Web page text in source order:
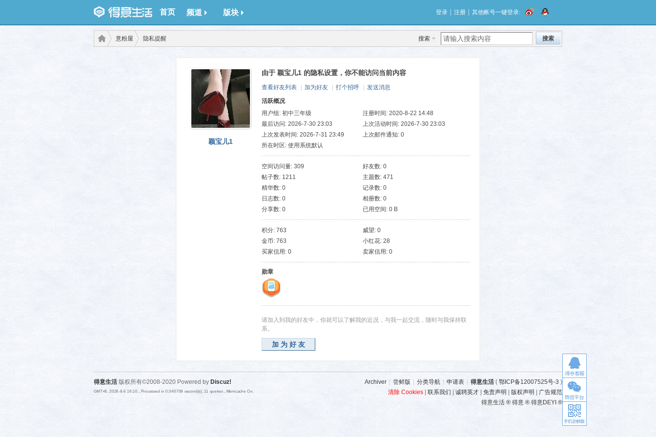
首页 频道 版块 登录 注册 其他帐号一键登录:
搜索 搜索
武汉
意粉屋 隐私提醒
颖宝儿1
由于 颖宝儿1 的隐私设置，你不能访问当前内容
查看好友列表 加为好友 打个招呼
发送消息
活跃概况
用户组: 初中三年级
注册时间: 2020-8-22 14:48
最后访问: 2026-7-30 23:03
上次活动时间: 2026-7-30 23:03
上次发表时间: 2026-7-31 23:49
上次邮件通知: 0
所在时区: 使用系统默认
空间访问量: 309
好友数: 0
帖子数: 1211
主题数: 471
精华数: 0
记录数: 0
日志数: 0
相册数: 0
分享数: 0
已用空间: 0 B
积分: 763
威望: 0
金币: 763
小红花: 28
买家信用: 0
卖家信用: 0
勋章
请加入到我的好友中，你就可以了解我的近况，与我一起交流，随时与我保持联
系。
加为好友
Archiver 尝鲜版 分类导航 申请表 得意生活 ( 鄂ICP备12007525号-3 )
清除 Cookies
联系我们 诚聘英才 免责声明 版权声明
广告规范
得意生活 ® 得意 ® 得意DEYI ®
得意生活 版权所有©2008-2020 Powered by Discuz!
GMT+8, 2026-8-6 16:10 , Processed in 0.040709 second(s), 11 queries , Memcache On.